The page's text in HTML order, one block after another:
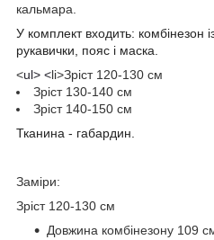
кальмара.
У комплект входить: комбінезон
рукавички, пояс і маска.
<ul> <li>Зріст 120-130 см
Зріст 130-140 см
Зріст 140-150 см
Тканина - габардин.
Заміри:
Зріст 120-130 см
Довжина комбінезону 109